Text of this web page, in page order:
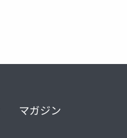
マガジン